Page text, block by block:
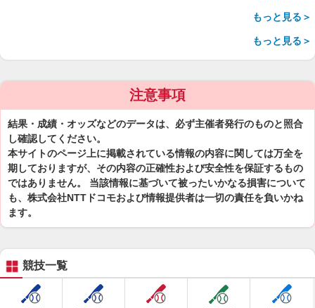
もっと見る＞
もっと見る＞
注意事項
結果・成績・オッズなどのデータは、必ず主催者発行のものと照合
し確認してください。
本サイトのページ上に掲載されている情報の内容に関しては万全を
期しておりますが、その内容の正確性および安全性を保証するもの
ではありません。 当該情報に基づいて被ったいかなる損害について
も、株式会社NTTドコモおよび情報提供者は一切の責任を負いかね
ます。
競技一覧